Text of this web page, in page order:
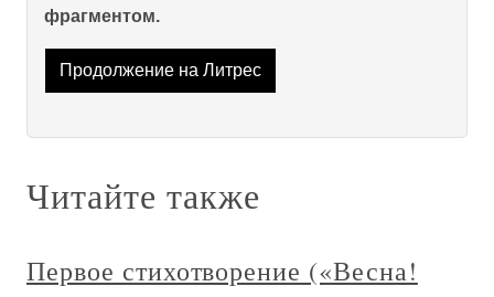
фрагментом.
Продолжение на Литрес
Читайте также
Первое стихотворение («Весна!